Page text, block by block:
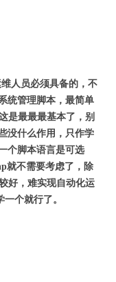
人员必须具备的，不
统管理脚本，最简单
是最最最基本了，别
没什么作用，只作学
个脚本语言是可选
就不需要考虑了，除
好，难实现自动化运
个就行了。